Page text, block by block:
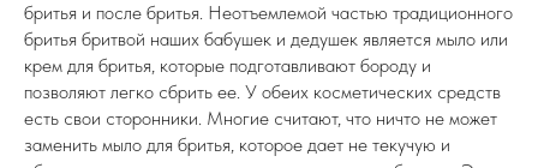
бритья и после бритья. Неотъемлемой частью традиционного
бритья бритвой наших бабушек и дедушек является мыло или
крем для бритья, которые подготавливают бороду и
позволяют легко сбрить ее. У обеих косметических средств
есть свои сторонники. Многие считают, что ничто не может
заменить мыло для бритья, которое дает не текучую и